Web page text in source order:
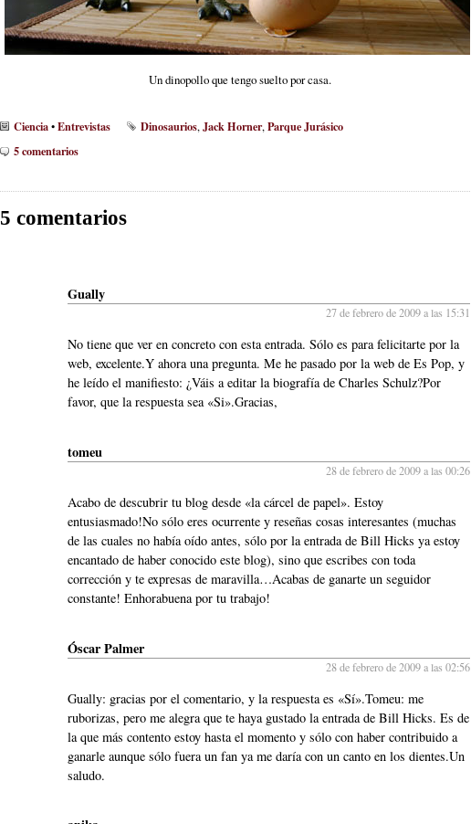
Un dinopollo que tengo suelto por casa.
Ciencia•Entrevistas Dinosaurios, Jack Horner, Parque Jurásico
5 comentarios
5 comentarios
Gually
27 de febrero de 2009 a las 15:31
No tiene que ver en concreto con esta entrada. Sólo es para felicitarte por la
web, excelente.Y ahora una pregunta. Me he pasado por la web de Es Pop, y
he leído el manifiesto: ¿Váis a editar la biografía de Charles Schulz?Por
favor, que la respuesta sea «Si».Gracias,
tomeu
28 de febrero de 2009 a las 00:26
Acabo de descubrir tu blog desde «la cárcel de papel». Estoy
entusiasmado!No sólo eres ocurrente y reseñas cosas interesantes (muchas
de las cuales no había oído antes, sólo por la entrada de Bill Hicks ya estoy
encantado de haber conocido este blog), sino que escribes con toda
corrección y te expresas de maravilla…Acabas de ganarte un seguidor
constante! Enhorabuena por tu trabajo!
Óscar Palmer
28 de febrero de 2009 a las 02:56
Gually: gracias por el comentario, y la respuesta es «Sí».Tomeu: me
ruborizas, pero me alegra que te haya gustado la entrada de Bill Hicks. Es de
la que más contento estoy hasta el momento y sólo con haber contribuido a
ganarle aunque sólo fuera un fan ya me daría con un canto en los dientes.Un
saludo.